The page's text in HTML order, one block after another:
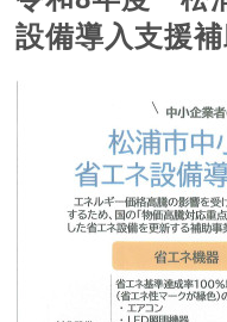
設備導入支援